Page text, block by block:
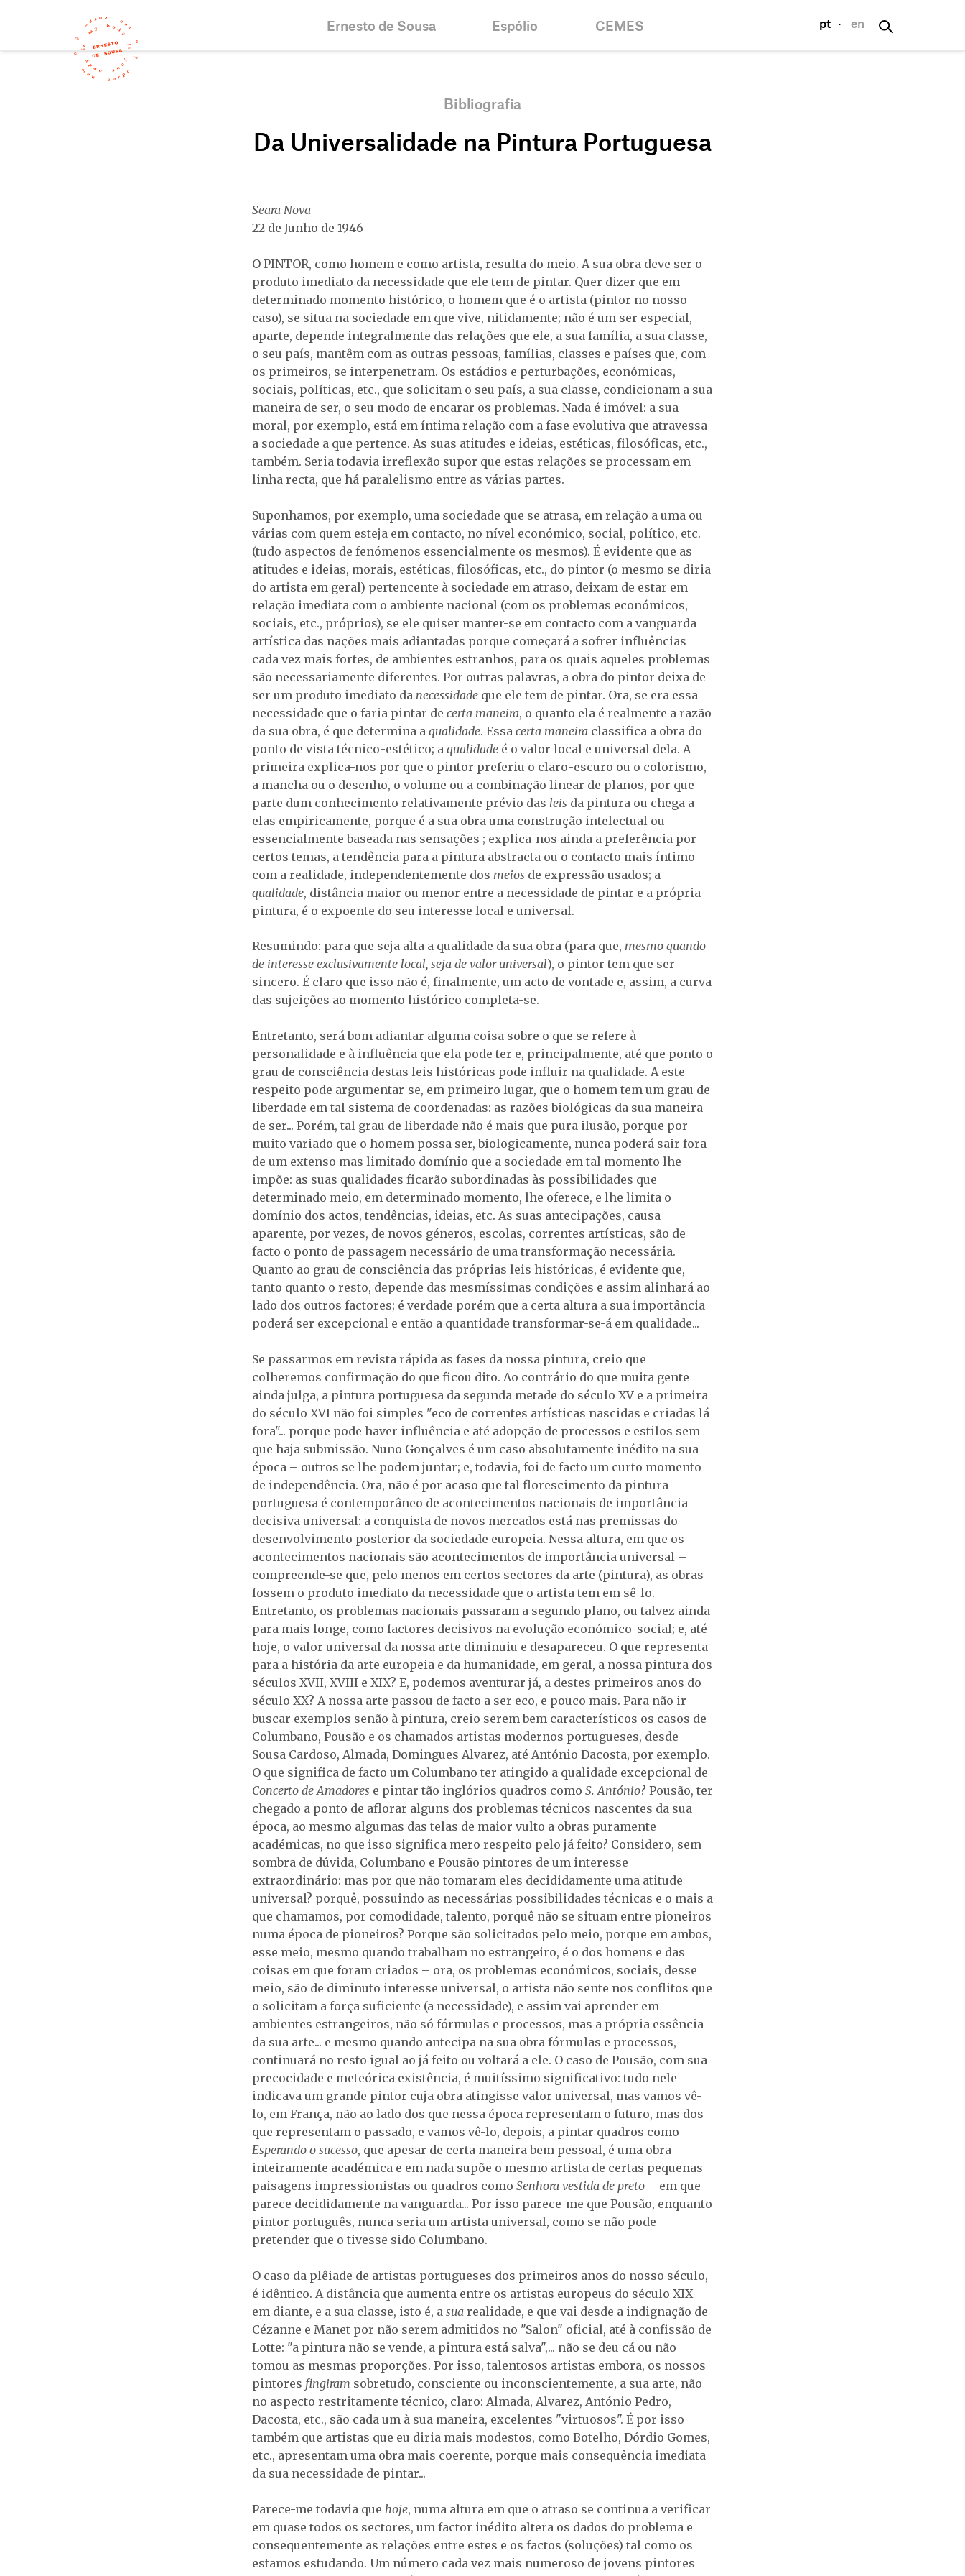
Ernesto de Sousa
Bibliografia
Espólio CEMES
Objectivos
pt · en
Bibliografia
Da Universalidade na Pintura Portuguesa
Seara Nova
22 de Junho de 1946
O PINTOR, como homem e como artista, resulta do meio. A sua obra deve ser o
produto imediato da necessidade que ele tem de pintar. Quer dizer que em
determinado momento histórico, o homem que é o artista (pintor no nosso
caso), se situa na sociedade em que vive, nitidamente; não é um ser especial,
aparte, depende integralmente das relações que ele, a sua família, a sua classe,
o seu país, mantêm com as outras pessoas, famílias, classes e países que, com
os primeiros, se interpenetram. Os estádios e perturbações, económicas,
sociais, políticas, etc., que solicitam o seu país, a sua classe, condicionam a sua
maneira de ser, o seu modo de encarar os problemas. Nada é imóvel: a sua
moral, por exemplo, está em íntima relação com a fase evolutiva que atravessa
a sociedade a que pertence. As suas atitudes e ideias, estéticas, filosóficas, etc.,
também. Seria todavia irreflexão supor que estas relações se processam em
linha recta, que há paralelismo entre as várias partes.
Suponhamos, por exemplo, uma sociedade que se atrasa, em relação a uma ou
várias com quem esteja em contacto, no nível económico, social, político, etc.
(tudo aspectos de fenómenos essencialmente os mesmos). É evidente que as
atitudes e ideias, morais, estéticas, filosóficas, etc., do pintor (o mesmo se diria
do artista em geral) pertencente à sociedade em atraso, deixam de estar em
relação imediata com o ambiente nacional (com os problemas económicos,
sociais, etc., próprios), se ele quiser manter-se em contacto com a vanguarda
artística das nações mais adiantadas porque começará a sofrer influências
cada vez mais fortes, de ambientes estranhos, para os quais aqueles problemas
são necessariamente diferentes. Por outras palavras, a obra do pintor deixa de
ser um produto imediato da necessidade que ele tem de pintar. Ora, se era essa
necessidade que o faria pintar de certa maneira, o quanto ela é realmente a razão
da sua obra, é que determina a qualidade. Essa certa maneira classifica a obra do
ponto de vista técnico-estético; a qualidade é o valor local e universal dela. A
primeira explica-nos por que o pintor preferiu o claro-escuro ou o colorismo,
a mancha ou o desenho, o volume ou a combinação linear de planos, por que
parte dum conhecimento relativamente prévio das leis da pintura ou chega a
elas empiricamente, porque é a sua obra uma construção intelectual ou
essencialmente baseada nas sensações ; explica-nos ainda a preferência por
certos temas, a tendência para a pintura abstracta ou o contacto mais íntimo
com a realidade, independentemente dos meios de expressão usados; a
qualidade, distância maior ou menor entre a necessidade de pintar e a própria
pintura, é o expoente do seu interesse local e universal.
Resumindo: para que seja alta a qualidade da sua obra (para que, mesmo quando
de interesse exclusivamente local, seja de valor universal), o pintor tem que ser
sincero. É claro que isso não é, finalmente, um acto de vontade e, assim, a curva
das sujeições ao momento histórico completa-se.
Entretanto, será bom adiantar alguma coisa sobre o que se refere à
personalidade e à influência que ela pode ter e, principalmente, até que ponto o
grau de consciência destas leis históricas pode influir na qualidade. A este
respeito pode argumentar-se, em primeiro lugar, que o homem tem um grau de
liberdade em tal sistema de coordenadas: as razões biológicas da sua maneira
de ser... Porém, tal grau de liberdade não é mais que pura ilusão, porque por
muito variado que o homem possa ser, biologicamente, nunca poderá sair fora
de um extenso mas limitado domínio que a sociedade em tal momento lhe
impõe: as suas qualidades ficarão subordinadas às possibilidades que
determinado meio, em determinado momento, lhe oferece, e lhe limita o
domínio dos actos, tendências, ideias, etc. As suas antecipações, causa
aparente, por vezes, de novos géneros, escolas, correntes artísticas, são de
facto o ponto de passagem necessário de uma transformação necessária.
Quanto ao grau de consciência das próprias leis históricas, é evidente que,
tanto quanto o resto, depende das mesmíssimas condições e assim alinhará ao
lado dos outros factores; é verdade porém que a certa altura a sua importância
poderá ser excepcional e então a quantidade transformar-se-á em qualidade...
Se passarmos em revista rápida as fases da nossa pintura, creio que
colheremos confirmação do que ficou dito. Ao contrário do que muita gente
ainda julga, a pintura portuguesa da segunda metade do século XV e a primeira
do século XVI não foi simples "eco de correntes artísticas nascidas e criadas lá
fora"... porque pode haver influência e até adopção de processos e estilos sem
que haja submissão. Nuno Gonçalves é um caso absolutamente inédito na sua
época – outros se lhe podem juntar; e, todavia, foi de facto um curto momento
de independência. Ora, não é por acaso que tal florescimento da pintura
portuguesa é contemporâneo de acontecimentos nacionais de importância
decisiva universal: a conquista de novos mercados está nas premissas do
desenvolvimento posterior da sociedade europeia. Nessa altura, em que os
acontecimentos nacionais são acontecimentos de importância universal –
compreende-se que, pelo menos em certos sectores da arte (pintura), as obras
fossem o produto imediato da necessidade que o artista tem em sê-lo.
Entretanto, os problemas nacionais passaram a segundo plano, ou talvez ainda
para mais longe, como factores decisivos na evolução económico-social; e, até
hoje, o valor universal da nossa arte diminuiu e desapareceu. O que representa
para a história da arte europeia e da humanidade, em geral, a nossa pintura dos
séculos XVII, XVIII e XIX? E, podemos aventurar já, a destes primeiros anos do
século XX? A nossa arte passou de facto a ser eco, e pouco mais. Para não ir
buscar exemplos senão à pintura, creio serem bem característicos os casos de
Columbano, Pousão e os chamados artistas modernos portugueses, desde
Sousa Cardoso, Almada, Domingues Alvarez, até António Dacosta, por exemplo.
O que significa de facto um Columbano ter atingido a qualidade excepcional de
Concerto de Amadores e pintar tão inglórios quadros como S. António? Pousão, ter
chegado a ponto de aflorar alguns dos problemas técnicos nascentes da sua
época, ao mesmo algumas das telas de maior vulto a obras puramente
académicas, no que isso significa mero respeito pelo já feito? Considero, sem
sombra de dúvida, Columbano e Pousão pintores de um interesse
extraordinário: mas por que não tomaram eles decididamente uma atitude
universal? porquê, possuindo as necessárias possibilidades técnicas e o mais a
que chamamos, por comodidade, talento, porquê não se situam entre pioneiros
numa época de pioneiros? Porque são solicitados pelo meio, porque em ambos,
esse meio, mesmo quando trabalham no estrangeiro, é o dos homens e das
coisas em que foram criados – ora, os problemas económicos, sociais, desse
meio, são de diminuto interesse universal, o artista não sente nos conflitos que
o solicitam a força suficiente (a necessidade), e assim vai aprender em
ambientes estrangeiros, não só fórmulas e processos, mas a própria essência
da sua arte... e mesmo quando antecipa na sua obra fórmulas e processos,
continuará no resto igual ao já feito ou voltará a ele. O caso de Pousão, com sua
precocidade e meteórica existência, é muitíssimo significativo: tudo nele
indicava um grande pintor cuja obra atingisse valor universal, mas vamos vê-
lo, em França, não ao lado dos que nessa época representam o futuro, mas dos
que representam o passado, e vamos vê-lo, depois, a pintar quadros como
Esperando o sucesso, que apesar de certa maneira bem pessoal, é uma obra
inteiramente académica e em nada supõe o mesmo artista de certas pequenas
paisagens impressionistas ou quadros como Senhora vestida de preto – em que
parece decididamente na vanguarda... Por isso parece-me que Pousão, enquanto
pintor português, nunca seria um artista universal, como se não pode
pretender que o tivesse sido Columbano.
O caso da plêiade de artistas portugueses dos primeiros anos do nosso século,
é idêntico. A distância que aumenta entre os artistas europeus do século XIX
em diante, e a sua classe, isto é, a sua realidade, e que vai desde a indignação de
Cézanne e Manet por não serem admitidos no "Salon" oficial, até à confissão de
Lotte: "a pintura não se vende, a pintura está salva",... não se deu cá ou não
tomou as mesmas proporções. Por isso, talentosos artistas embora, os nossos
pintores fingiram sobretudo, consciente ou inconscientemente, a sua arte, não
no aspecto restritamente técnico, claro: Almada, Alvarez, António Pedro,
Dacosta, etc., são cada um à sua maneira, excelentes "virtuosos". É por isso
também que artistas que eu diria mais modestos, como Botelho, Dórdio Gomes,
etc., apresentam uma obra mais coerente, porque mais consequência imediata
da sua necessidade de pintar...
Parece-me todavia que hoje, numa altura em que o atraso se continua a verificar
em quase todos os sectores, um factor inédito altera os dados do problema e
consequentemente as relações entre estes e os factos (soluções) tal como os
estamos estudando. Um número cada vez mais numeroso de jovens pintores